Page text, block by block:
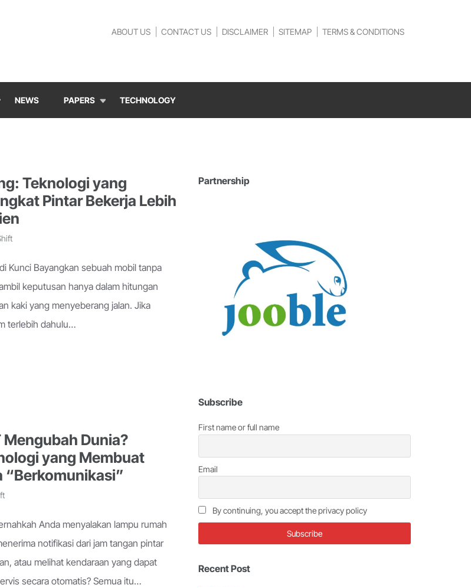
ABOUT US CONTACT US DISCLAIMER SITEMAP TERMS & CONDITIONS
NEWS PAPERS TECHNOLOGY
Teknologi yang
Pintar Bekerja Lebih
Kunci Bayangkan sebuah mobil tanpa
keputusan hanya dalam hitungan
kaki yang menyeberang jalan. Jika
terlebih dahulu…
Mengubah Dunia?
yang Membuat
“Berkomunikasi”
Anda menyalakan lampu rumah
notifikasi dari jam tangan pintar
atau melihat kendaraan yang dapat
secara otomatis? Semua itu…
Partnership
Subscribe
First name or full name
Email
By continuing, you accept the privacy policy
Recent Post